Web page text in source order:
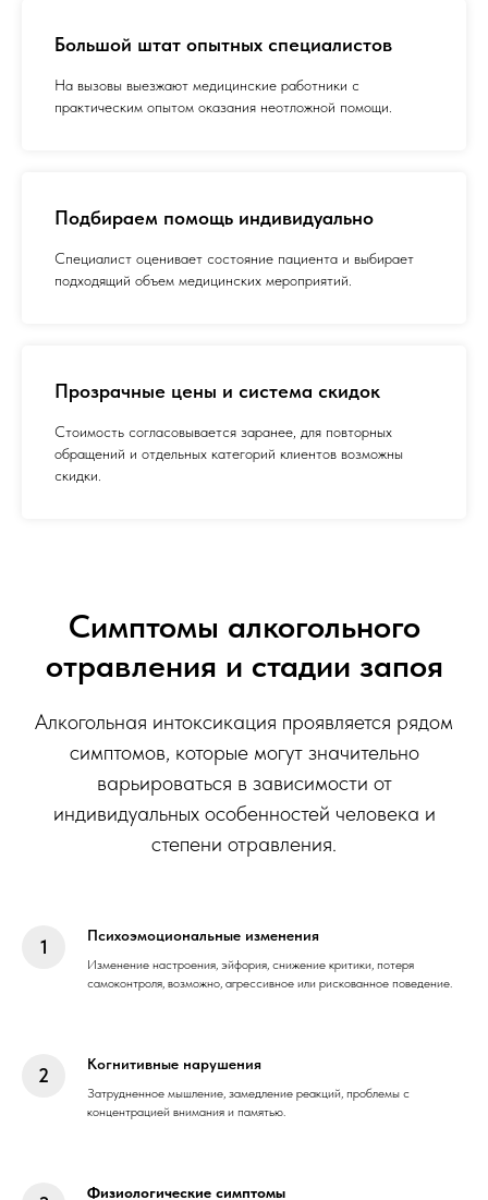
Большой штат опытных специалистов
На вызовы выезжают медицинские работники с
практическим опытом оказания неотложной помощи.
Подбираем помощь индивидуально
Специалист оценивает состояние пациента и выбирает
подходящий объем медицинских мероприятий.
Прозрачные цены и система скидок
Стоимость согласовывается заранее, для повторных
обращений и отдельных категорий клиентов возможны
скидки.
Симптомы алкогольного
отравления и стадии запоя
Алкогольная интоксикация проявляется рядом
симптомов, которые могут значительно
варьироваться в зависимости от
индивидуальных особенностей человека и
степени отравления.
Психоэмоциональные изменения
Изменение настроения, эйфория, снижение критики, потеря
самоконтроля, возможно, агрессивное или рискованное поведение.
Когнитивные нарушения
Затрудненное мышление, замедление реакций, проблемы с
концентрацией внимания и памятью.
Физиологические симптомы